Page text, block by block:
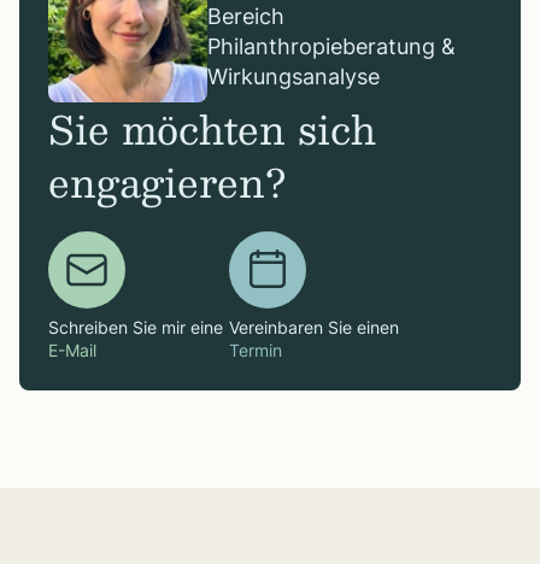
Bereich
Philanthropieberatung &
Wirkungsanalyse
Sie möchten sich
engagieren?
Schreiben Sie mir eine
E-Mail
Vereinbaren Sie einen
Termin